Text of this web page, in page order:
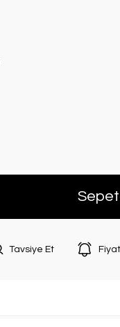
Tavsiye Et